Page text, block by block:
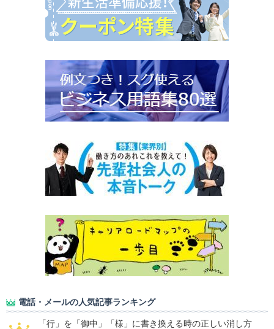
電話・メールの人気記事ランキング
「行」を「御中」「様」に書き換える時の正しい消し方